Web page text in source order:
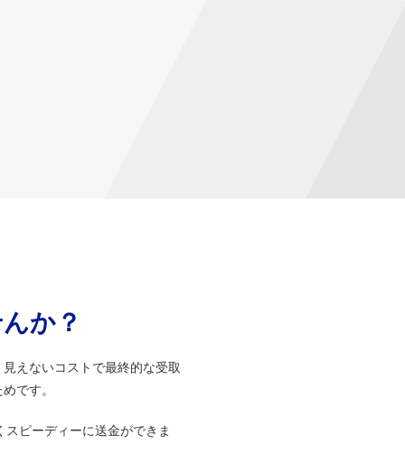
か？
えないコストで最終的な受取
です。
ピーディーに送金ができま